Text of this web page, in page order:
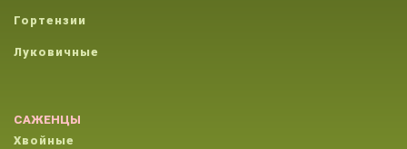
Гортензии
Луковичные
САЖЕНЦЫ
Хвойные